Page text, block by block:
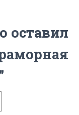
оставил